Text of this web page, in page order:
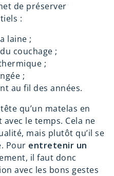
de préserver
:
laine ;
couchage ;
;
;
au fil des années.
qu’un matelas en
le temps. Cela ne
mais plutôt qu’il se
Pour entretenir un
il faut donc
avec les bons gestes